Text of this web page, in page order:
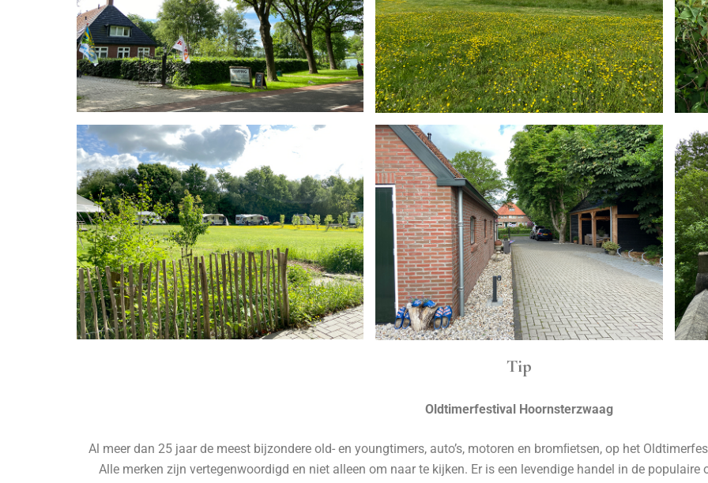
Tip
Oldtimerfestival Hoornsterzwaag
Al meer dan 25 jaar de meest bijzondere old- en youngtimers, auto’s, motoren en bromﬁetsen, op het
Alle merken zijn vertegenwoordigd en niet alleen om naar te kijken. Er is een levendige handel in de populaire